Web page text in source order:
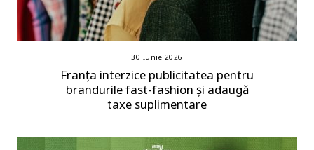
30 Iunie 2026
Franța interzice publicitatea pentru
brandurile fast-fashion și adaugă
taxe suplimentare